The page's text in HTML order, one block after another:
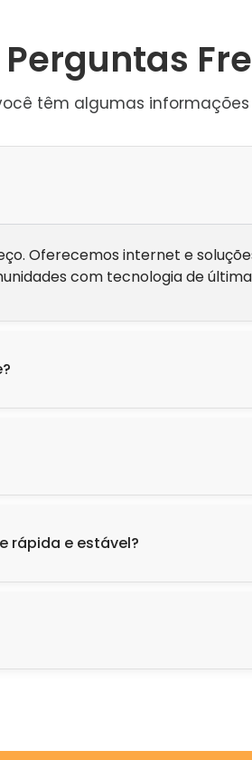
Perguntas
têm algumas
Oferecemos internet e
com tecnologia de
rápida e estável?